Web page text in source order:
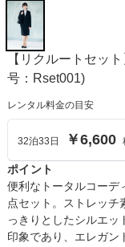
【リクルートセッ
号：Rset001)
レンタル料金の目安
32泊33 日 ￥6,600
ポイント
便利なトータルコーデ
点セット。ストレッチ
っきりとしたシルエ
印象であり、エレガン